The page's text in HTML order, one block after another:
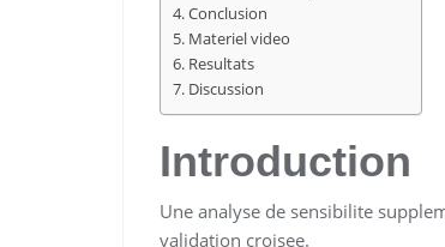
Conclusion
Materiel video
Resultats
Discussion
Introduction
Une analyse de sensibilite
validation croisee.